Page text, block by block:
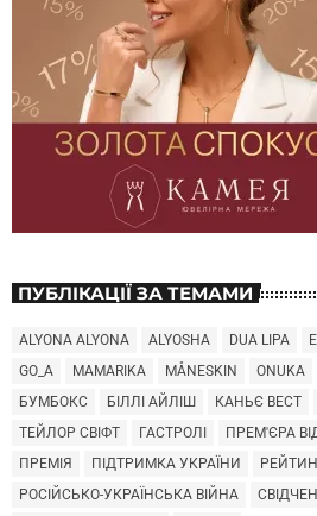
ПУБЛІКАЦІЇ ЗА ТЕМАМИ
ALYONA ALYONA ALYOSHA DUA LIPA
GO_A
MAMARIKA MÅNESKIN ONUKA
БУМБОКС
БІЛЛІ АЙЛІШ КАНЬЄ ВЕСТ
ТЕЙЛОР СВІФТ
ГАСТРОЛІ ПРЕМ'ЄРА
ПРЕМІЯ
ПІДТРИМКА УКРАЇНИ
РОСІЙСЬКО-УКРАЇНСЬКА ВІЙНА